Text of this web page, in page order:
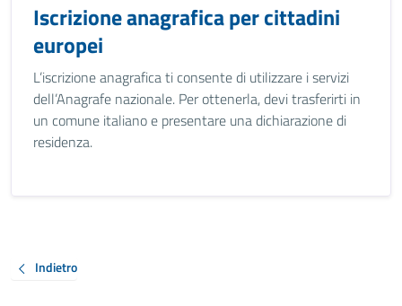
Iscrizione anagrafica per cittadini
europei
L’iscrizione anagrafica ti consente di utilizzare i servizi
dell’Anagrafe nazionale. Per ottenerla, devi trasferirti in
un comune italiano e presentare una dichiarazione di
residenza.
Indietro